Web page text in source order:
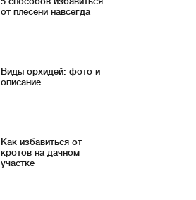
от плесени навсегда
Виды орхидей: фото и
описание
Как избавиться от
кротов на дачном
участке